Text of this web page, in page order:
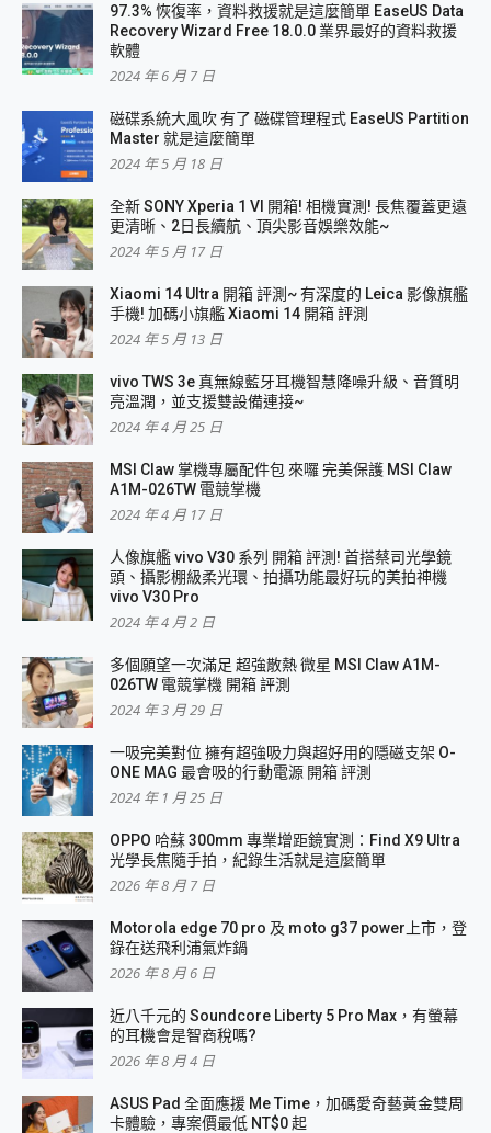
97.3% 恢復率，資料救援就是這麼簡單 EaseUS Data
Recovery Wizard Free 18.0.0 業界最好的資料救援
軟體
2024 年 6 月 7 日
磁碟系統大風吹 有了 磁碟管理程式 EaseUS Partition
Master 就是這麼簡單
2024 年 5 月 18 日
全新 SONY Xperia 1 VI 開箱! 相機實測! 長焦覆蓋更遠
更清晰、2日長續航、頂尖影音娛樂效能~
2024 年 5 月 17 日
Xiaomi 14 Ultra 開箱 評測~ 有深度的 Leica 影像旗艦
手機! 加碼小旗艦 Xiaomi 14 開箱 評測
2024 年 5 月 13 日
vivo TWS 3e 真無線藍牙耳機智慧降噪升級、音質明
亮溫潤，並支援雙設備連接~
2024 年 4 月 25 日
MSI Claw 掌機專屬配件包 來囉 完美保護 MSI Claw
A1M-026TW 電競掌機
2024 年 4 月 17 日
人像旗艦 vivo V30 系列 開箱 評測! 首搭蔡司光學鏡
頭、攝影棚級柔光環、拍攝功能最好玩的美拍神機
vivo V30 Pro
2024 年 4 月 2 日
多個願望一次滿足 超強散熱 微星 MSI Claw A1M-
026TW 電競掌機 開箱 評測
2024 年 3 月 29 日
一吸完美對位 擁有超強吸力與超好用的隱磁支架 O-
ONE MAG 最會吸的行動電源 開箱 評測
2024 年 1 月 25 日
OPPO 哈蘇 300mm 專業增距鏡實測：Find X9 Ultra
光學長焦隨手拍，紀錄生活就是這麼簡單
2026 年 8 月 7 日
Motorola edge 70 pro 及 moto g37 power上市，登
錄在送飛利浦氣炸鍋
2026 年 8 月 6 日
近八千元的 Soundcore Liberty 5 Pro Max，有螢幕
的耳機會是智商稅嗎?
2026 年 8 月 4 日
ASUS Pad 全面應援 Me Time，加碼愛奇藝黃金雙周
卡體驗，專案價最低 NT$0 起